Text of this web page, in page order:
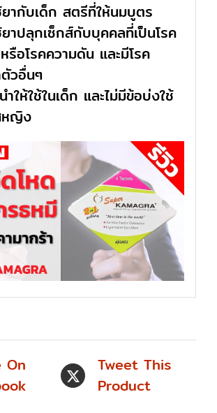
ยากับเด็ก สตรีที่ให้นมบูตร
ยาปลุกเซ็กส์กับบุคคลที่เป็นโรค
รือโรคความดัน และมีโรค
วอื่นๆ
ำให้ใช้ในเด็ก และไม่มีข้อบ่งใช้
หญิง
On
Tweet This
Product